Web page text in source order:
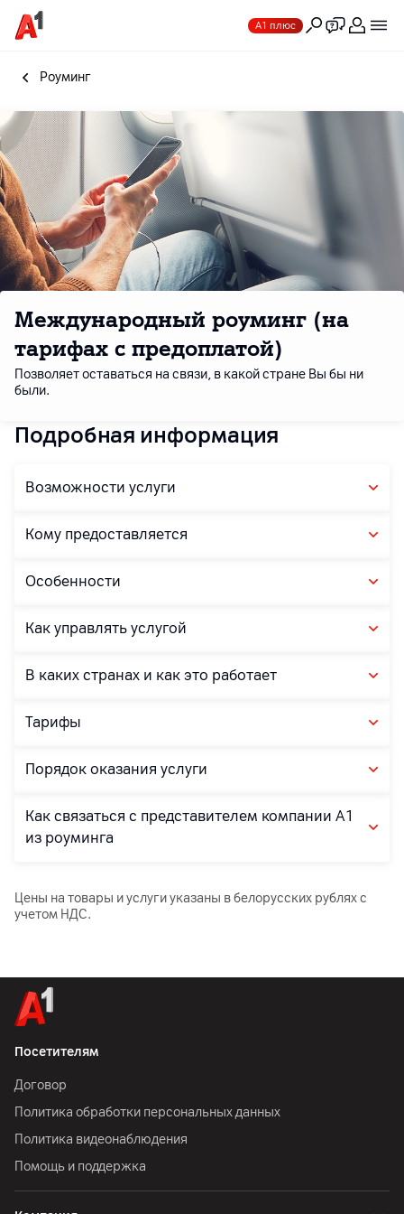
А1 плюс
Роуминг
Международный роуминг (на
тарифах с предоплатой)
Позволяет оставаться на связи, в какой стране Вы бы ни
были.
Подробная информация
Возможности услуги
Кому предоставляется
Особенности
Как управлять услугой
В каких странах и как это работает
Тарифы
Порядок оказания услуги
Как связаться с представителем компании А1
из роуминга
Цены на товары и услуги указаны в белорусских рублях с
учетом НДС.
Посетителям
Договор
Политика обработки персональных данных
Политика видеонаблюдения
Помощь и поддержка